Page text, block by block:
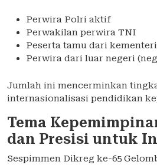
Perwira Polri aktif
Perwakilan perwira TNI
Peserta tamu dari
Perwira dari luar negeri
Jumlah ini mencerminkan
internasionalisasi pendidikan
Tema
dan Presisi untuk
Sespimmen Dikreg ke-65